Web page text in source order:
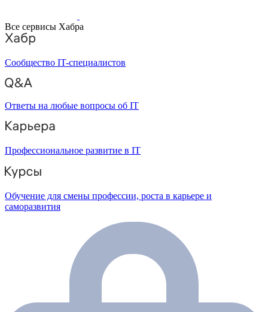
Все сервисы Хабра
Сообщество IT-специалистов
Ответы на любые вопросы об IT
Профессиональное развитие в IT
Обучение для смены профессии, роста в карьере и
саморазвития